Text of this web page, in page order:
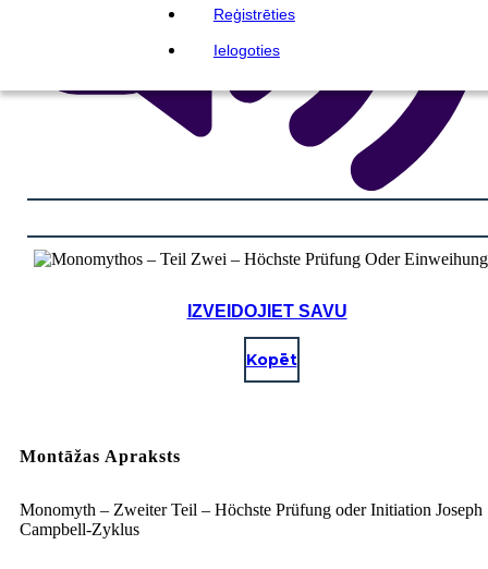
Reģistrēties
Ielogoties
IZVEIDOJIET SAVU
Kopēt
Montāžas Apraksts
Monomyth – Zweiter Teil – Höchste Prüfung oder Initiation Joseph
Campbell-Zyklus